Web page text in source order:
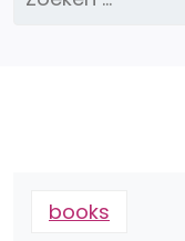
naar:
books